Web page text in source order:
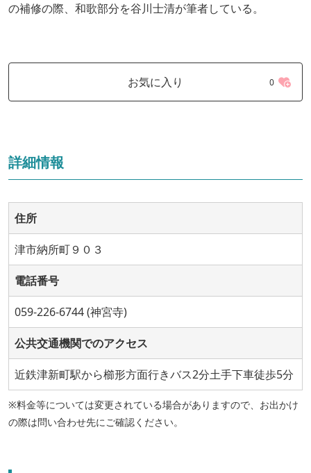
の補修の際、和歌部分を谷川士清が筆者している。
お気に入り 0
詳細情報
住所
津市納所町９０３
電話番号
059-226-6744 (神宮寺)
公共交通機関でのアクセス
近鉄津新町駅から櫛形方面行きバス2分土手下車徒歩5分
※料金等については変更されている場合がありますので、お出かけ
の際は問い合わせ先にご確認ください。